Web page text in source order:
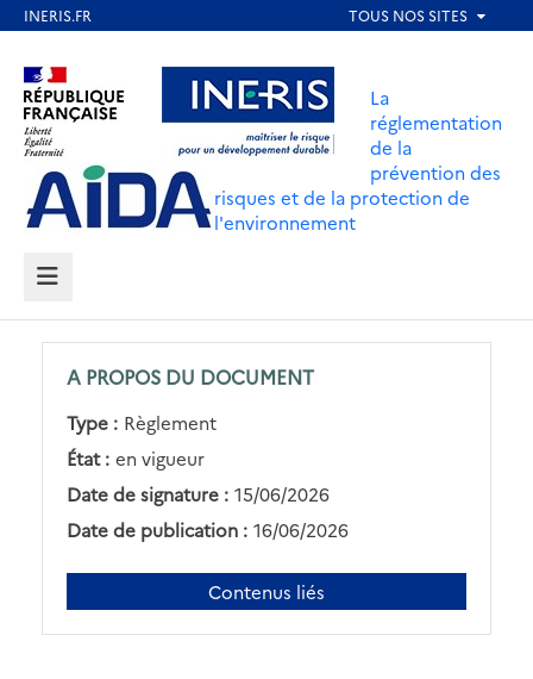
contenu
principal
Aller au contenu Aller au menu
Aller au pied de page
La
réglementation
de la
prévention des
risques et de la protection de
l'environnement
MENU
A PROPOS DU DOCUMENT
Type : Règlement
État : en vigueur
Date de signature : 15/06/2026
Date de publication : 16/06/2026
Contenus liés